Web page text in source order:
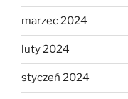
marzec 2024
luty 2024
styczeń 2024